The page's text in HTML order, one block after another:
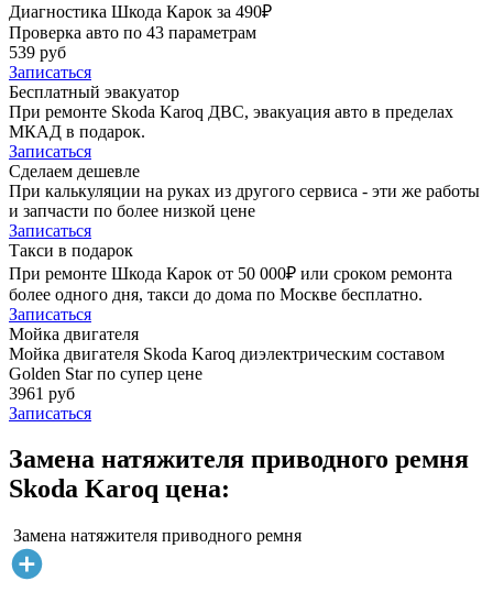
Диагностика Шкода Карок за 490₽
Проверка авто по 43 параметрам
539 руб
Записаться
Бесплатный эвакуатор
При ремонте Skoda Karoq ДВС, эвакуация авто в пределах
МКАД в подарок.
Записаться
Сделаем дешевле
При калькуляции на руках из другого сервиса - эти же работы
и запчасти по более низкой цене
Записаться
Такси в подарок
При ремонте Шкода Карок от 50 000₽ или сроком ремонта
более одного дня, такси до дома по Москве бесплатно.
Записаться
Мойка двигателя
Мойка двигателя Skoda Karoq диэлектрическим составом
Golden Star по супер цене
3961 руб
Записаться
Замена натяжителя приводного ремня
Skoda Karoq цена:
Замена натяжителя приводного ремня